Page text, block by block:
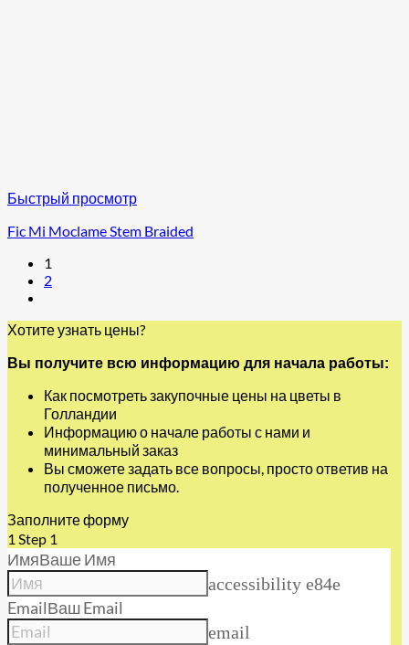
Быстрый просмотр
Fic Mi Moclame Stem Braided
1
2
Хотите узнать цены?
Вы получите всю информацию для начала работы:
Как посмотреть закупочные цены на цветы в
Голландии
Информацию о начале работы с нами и
минимальный заказ
Вы сможете задать все вопросы, просто ответив на
полученное письмо.
Заполните форму
1 Step 1
ИмяВаше Имя
accessibility e84e
EmailВаш Email
email